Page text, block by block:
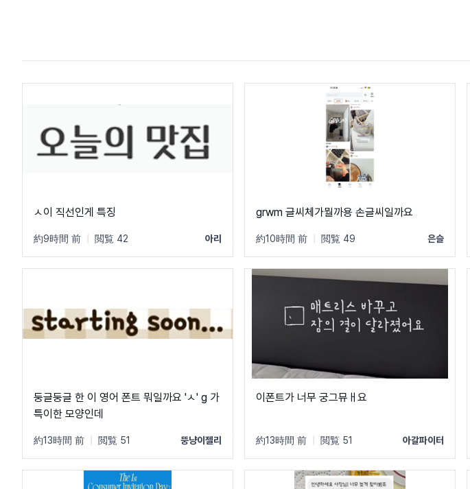
ㅅ이 직선인게 특징
約9時間 前 閲覧 42 아리
grwm 글씨체가뭘까용 손글씨일까요
約10時間 前 閲覧 49 은슬
둥글둥글 한 이 영어 폰트 뭐일까요 'ㅅ' g 가
특이한 모양인데
約13時間 前 閲覧 51 뚱냥이젤리
이폰트가 너무 궁그뮤ㅐ요
約13時間 前 閲覧 51 아갈파이터